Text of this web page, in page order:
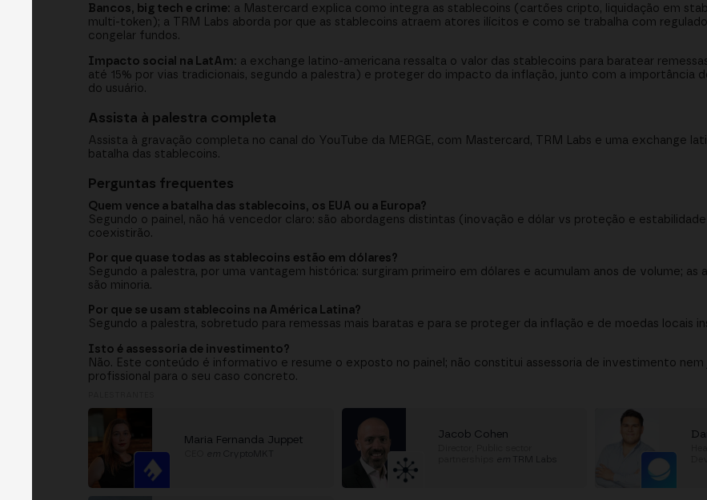
Bancos, big tech e crime: a Mastercard explica como integra as stablecoins (cartões cripto, liquidação em
multi-token); a TRM Labs aborda por que as stablecoins atraem atores ilícitos e como se trabalha com
congelar fundos.
Impacto social na LatAm: a exchange latino-americana ressalta o valor das stablecoins para baratear
até 15% por vias tradicionais, segundo a palestra) e proteger do impacto da inflação, junto com a importância
do usuário.
Assista à palestra completa
Assista à gravação completa no canal do YouTube da MERGE, com Mastercard, TRM Labs e uma exchange
batalha das stablecoins.
Perguntas frequentes
Quem vence a batalha das stablecoins, os EUA ou a Europa?
Segundo o painel, não há vencedor claro: são abordagens distintas (inovação e dólar vs proteção e
coexistirão.
Por que quase todas as stablecoins estão em dólares?
Segundo a palestra, por uma vantagem histórica: surgiram primeiro em dólares e acumulam anos de volume; as
são minoria.
Por que se usam stablecoins na América Latina?
Segundo a palestra, sobretudo para remessas mais baratas e para se proteger da inflação e de moedas locais
Isto é assessoria de investimento?
Não. Este conteúdo é informativo e resume o exposto no painel; não constitui assessoria de investimento nem
profissional para o seu caso concreto.
Maria Fernanda Juppet
CryptoMKT
Jacob Cohen